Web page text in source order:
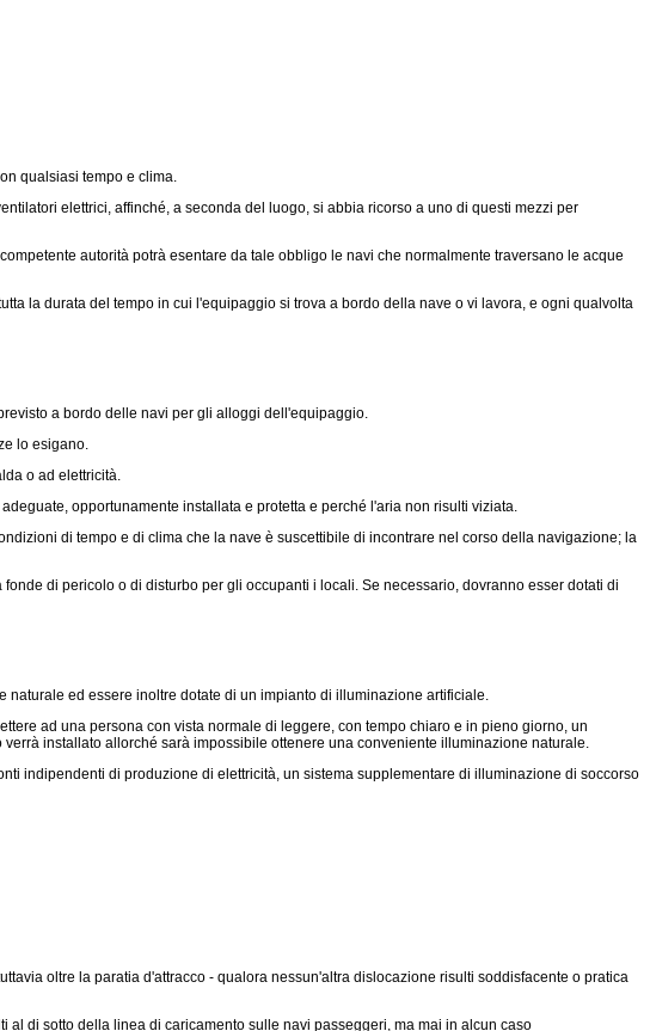
qualsiasi tempo e clima.
elettrici, affinché, a seconda del luogo, si abbia ricorso a uno di questi mezzi per
autorità potrà esentare da tale obbligo le navi che normalmente traversano le acque
la durata del tempo in cui l'equipaggio si trova a bordo della nave o vi lavora, e ogni qualvolta
a bordo delle navi per gli alloggi dell'equipaggio.
lo esigano.
o ad elettricità.
opportunamente installata e protetta e perché l'aria non risulti viziata.
di tempo e di clima che la nave è suscettibile di incontrare nel corso della navigazione; la
di pericolo o di disturbo per gli occupanti i locali. Se necessario, dovranno esser dotati di
ed essere inoltre dotate di un impianto di illuminazione artificiale.
ad una persona con vista normale di leggere, con tempo chiaro e in pieno giorno, un
installato allorché sarà impossibile ottenere una conveniente illuminazione naturale.
indipendenti di produzione di elettricità, un sistema supplementare di illuminazione di soccorso
oltre la paratia d'attracco - qualora nessun'altra dislocazione risulti soddisfacente o pratica
di sotto della linea di caricamento sulle navi passeggeri, ma mai in alcun caso